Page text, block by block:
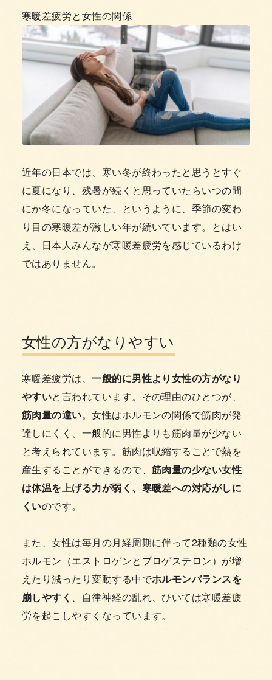
寒暖差疲労と女性の関係
近年の日本では、寒い冬が終わったと思うとすぐ
に夏になり、残暑が続くと思っていたらいつの間
にか冬になっていた、というように、季節の変わ
り目の寒暖差が激しい年が続いています。とはい
え、日本人みんなが寒暖差疲労を感じているわけ
ではありません。
女性の方がなりやすい
寒暖差疲労は、一般的に男性より女性の方がなり
やすいと言われています。その理由のひとつが、
筋肉量の違い。女性はホルモンの関係で筋肉が発
達しにくく、一般的に男性よりも筋肉量が少ない
と考えられています。筋肉は収縮することで熱を
産生することができるので、 筋肉量の少ない女性
は体温を上げる力が弱く、寒暖差への対応がしに
くいのです。
また、女性は毎月の月経周期に伴って2種類の女性
ホルモン（エストロゲンとプロゲステロン）が増
えたり減ったり変動する中でホルモンバランスを
崩しやすく 、自律神経の乱れ、ひいては寒暖差疲
労を起こしやすくなっています。